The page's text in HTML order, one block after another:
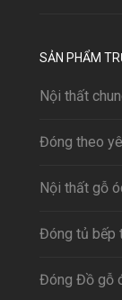
SẢN PHẨM
Nội thất
Đóng theo
Nội thất gỗ
Đóng tủ bếp
Đóng Đồ gỗ